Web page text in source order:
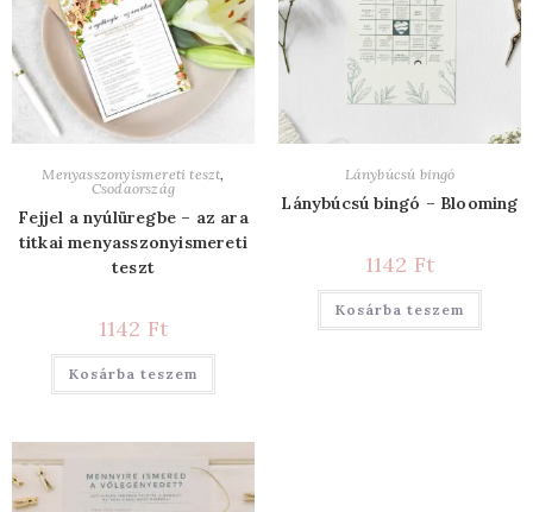
Menyasszonyismereti teszt
Csodaország
Fejjel a nyúlüregbe – az ara
titkai menyasszonyismereti
teszt
1142 Ft
Kosárba teszem
Lánybúcsú bingó
Lánybúcsú bingó – Blooming
1142 Ft
Kosárba teszem